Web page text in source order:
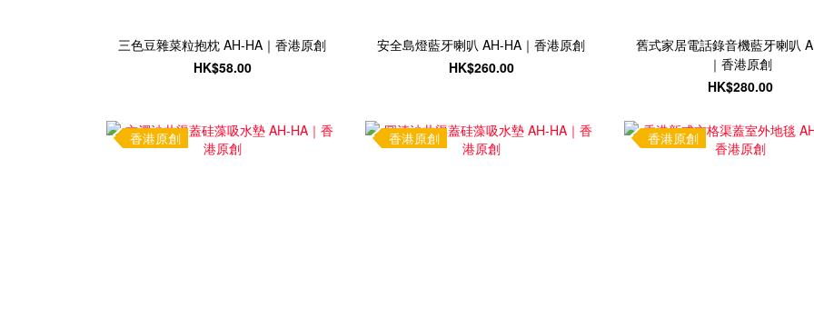
三色豆雜菜粒抱枕 AH-HA｜香港原創
HK$58.00
安全島燈藍牙喇叭 AH-HA｜香港原創
HK$260.00
舊式家居電話錄音機藍牙喇叭
｜香港原創
HK$280.00
香港原創 香港原創 香港原創